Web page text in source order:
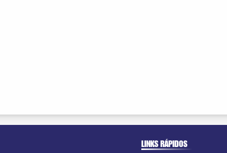
LINKS RÁPIDOS